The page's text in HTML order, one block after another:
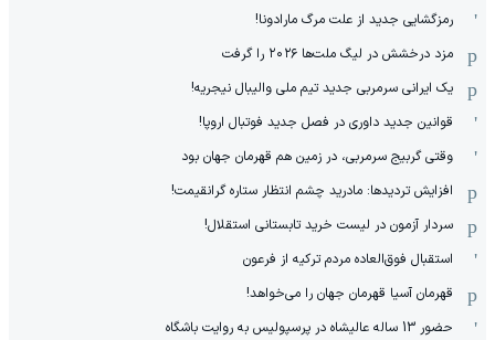
رمزگشایی جدید از علت مرگ مارادونا!
مزد درخشش در لیگ ملت‌ها ٢٠٢۶ را گرفت
یک ایرانی سرمربی جدید تیم ملی والیبال نیجریه!
قوانین جدید داوری در فصل جدید فوتبال اروپا!
وقتی گربیج سرمربی، در زمین هم قهرمان جهان بود
افزایش تردیدها: مادرید چشم انتظار ستاره گرانقیمت!
سردار آزمون در لیست خرید تابستانی استقلال!
استقبال فوق‌‌العاده مردم ترکیه از فرعون
قهرمان آسیا قهرمان جهان را می‌خواهد!
حضور 13 ساله عالیشاه در پرسپولیس به روایت باشگاه